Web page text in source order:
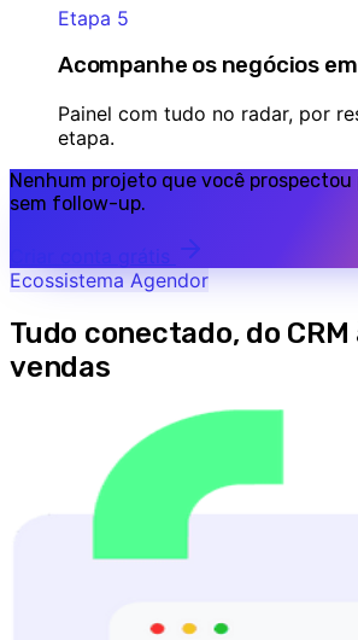
Etapa 5
Acompanhe os negócios
Painel com tudo no radar, por
etapa.
Nenhum projeto que você prospectou
sem follow-up.
Criar conta grátis
Ecossistema Agendor
Tudo conectado, do CRM
vendas